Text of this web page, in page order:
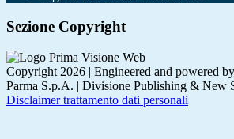
Sezione Copyright
Copyright 2026 | Engineered and powered
Parma S.p.A. | Divisione Publishing & New
Disclaimer trattamento dati personali